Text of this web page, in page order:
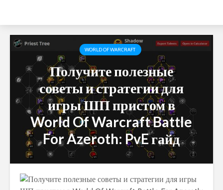
WORLD OF WARCRAFT
Получите полезные
советы и стратегии для
игры ШП пристом в
World Of Warcraft Battle
For Azeroth: PvE гайд